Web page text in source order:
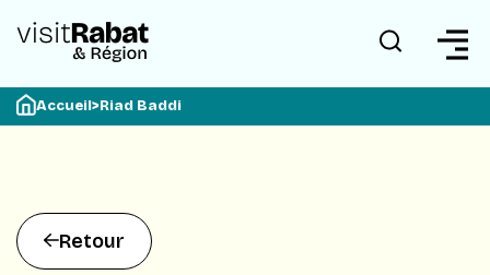
Accueil>Riad Baddi
Retour